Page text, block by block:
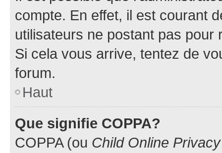
compte. En effet, il est courant
utilisateurs ne postant pas pour
Si cela vous arrive, tentez de
forum.
Haut
Que signifie COPPA?
COPPA (ou Child Online